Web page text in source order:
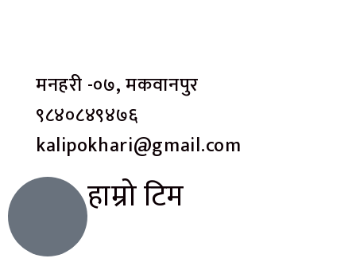
मनहरी -०७, मकवानपुर
९८४०८४९४७६
kalipokhari@gmail.com
हाम्रो टिम